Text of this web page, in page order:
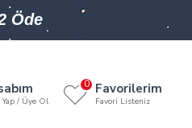
Öde
/ Üye Ol
Favorilerim
Favori Listeniz
0